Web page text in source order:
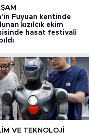
Fuyuan kentinde
kızılcık ekim
hasat festivali
VE TEKNOLOJI